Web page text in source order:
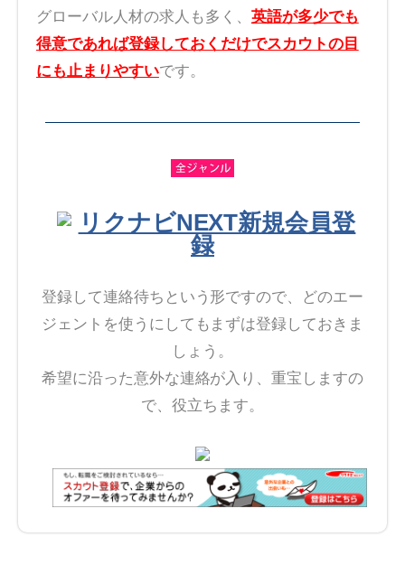
グローバル人材の求人も多く、 英語が多少でも
得意であれば登録しておくだけでスカウトの目
にも止まりやすいです。
リクナビNEXT新規会員登
録
登録して連絡待ちという形ですので、どのエー
ジェントを使うにしてもまずは登録しておきま
しょう。
希望に沿った意外な連絡が入り、重宝しますの
で、役立ちます。